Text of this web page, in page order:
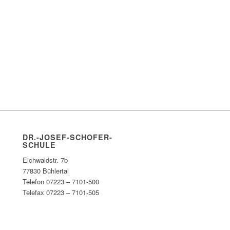
DR.-JOSEF-SCHOFER-
SCHULE
Eichwaldstr. 7b
77830 Bühlertal
Telefon 07223 – 7101-500
Telefax 07223 – 7101-505